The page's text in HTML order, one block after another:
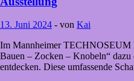
13. Juni 2024 - von Kai
Im Mannheimer TECHNOSEUM
Bauen – Zocken – Knobeln“ dazu
entdecken. Diese umfassende